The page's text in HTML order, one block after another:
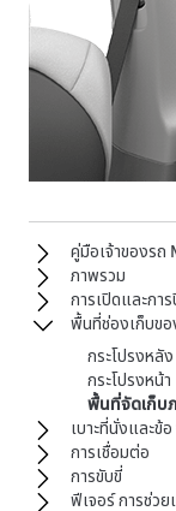
คู่มือเจ้าของรถ
ภาพรวม
การเปิดและกา
พื้นที่ช่องเก็บขอ
กระโปรงหลัง
กระโปรงหน้า
พื้นที่จัดเก็บ
เบาะที่นั่งและข้
การเชื่อมต่อ
การขับขี่
ฟีเจอร์ การช่ว